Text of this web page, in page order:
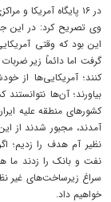
در ۱۶ پایگاه آمریکا و مراکزی در خود رژیم صهیونیستی است.
وی تصریح کرد: در این
این بود که وقتی
گرفت اما دائماً زیر
کنند؛ آمریکایی‌ها از
بیاورند؛ آن‌ها
کشورهای منطقه علیه
آمدند، مجبور شدند از
نظیر آم هدف را زدیم؛
نفت و بانک را زدند ما هم
سراغ زیرساخت‌های غیر
خواهیم داد.